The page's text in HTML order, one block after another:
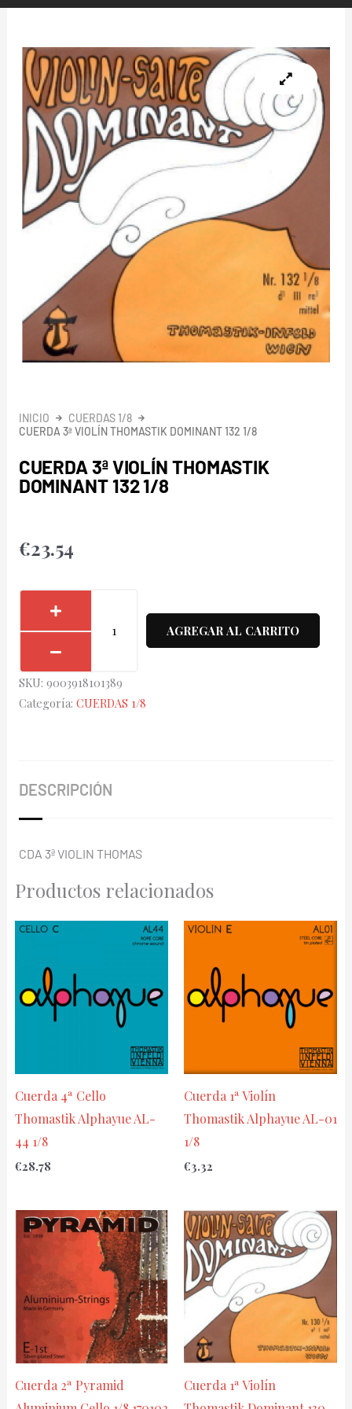
INICIO
CUERDAS 1/8
CUERDA 3ª VIOLÍN THOMASTIK DOMINANT 132 1/8
CUERDA 3ª VIOLÍN THOMASTIK
DOMINANT 132 1/8
€23.54
Dominant
132
AGREGAR AL CARRITO
SKU: 9003918101389
Categoría: CUERDAS 1/8
DESCRIPCIÓN
CDA 3ª VIOLIN THOMAS
Productos relacionados
Cuerda 4ª Cello
Thomastik Alphayue AL-
44 1/8
€28.78
Cuerda 1ª Violín
Thomastik Alphayue AL-01
1/8
€3.32
Cuerda 2ª Pyramid
Cuerda 1ª Violín